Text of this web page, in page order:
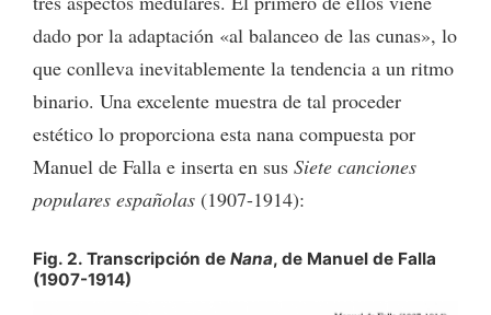
dado por la adaptación «al balanceo de las cunas», lo
que conlleva inevitablemente la tendencia a un ritmo
binario. Una excelente muestra de tal proceder
estético lo proporciona esta nana compuesta por
Manuel de Falla e inserta en sus Siete canciones
populares españolas (1907-1914):
Fig. 2. Transcripción de Nana, de Manuel de Falla
(1907-1914)